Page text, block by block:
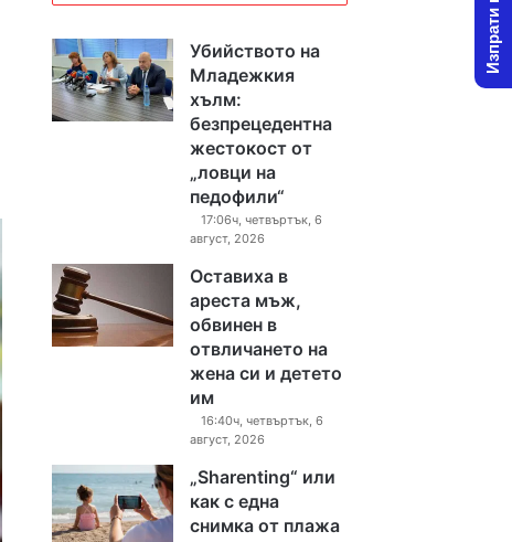
Убийството на
Младежкия
хълм:
безпрецедентна
жестокост от
„ловци на
педофили“
17:06ч, четвъртък, 6
август, 2026
Оставиха в
ареста мъж,
обвинен в
отвличането на
жена си и детето
им
16:40ч, четвъртък, 6
август, 2026
„Sharenting“ или
как с една
снимка от плажа